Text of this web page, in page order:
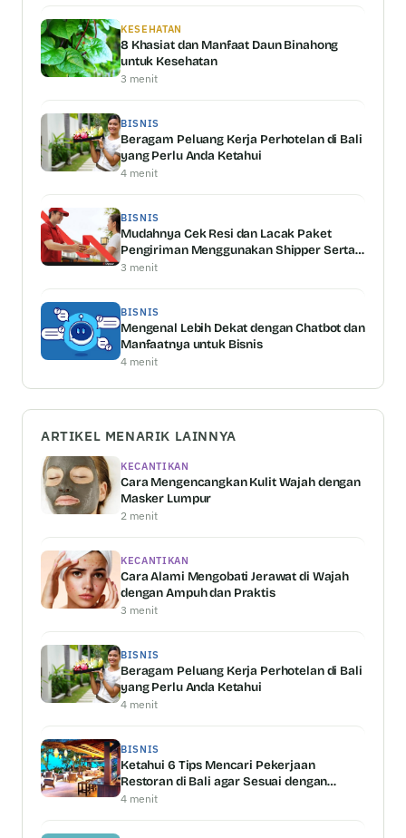
KESEHATAN
8 Khasiat dan Manfaat Daun Binahong
untuk Kesehatan
3 menit
BISNIS
Beragam Peluang Kerja Perhotelan di Bali
yang Perlu Anda Ketahui
4 menit
BISNIS
Mudahnya Cek Resi dan Lacak Paket
Pengiriman Menggunakan Shipper Serta
Keunggulannya
3 menit
BISNIS
Mengenal Lebih Dekat dengan Chatbot dan
Manfaatnya untuk Bisnis
4 menit
ARTIKEL MENARIK LAINNYA
KECANTIKAN
Cara Mengencangkan Kulit Wajah dengan
Masker Lumpur
2 menit
KECANTIKAN
Cara Alami Mengobati Jerawat di Wajah
dengan Ampuh dan Praktis
3 menit
BISNIS
Beragam Peluang Kerja Perhotelan di Bali
yang Perlu Anda Ketahui
4 menit
BISNIS
Ketahui 6 Tips Mencari Pekerjaan
Restoran di Bali agar Sesuai dengan
Kemampuan Anda
4 menit